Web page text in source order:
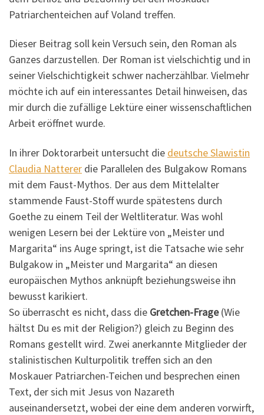
Patriarchenteichen auf Voland treffen.
Dieser Beitrag soll kein Versuch sein, den Roman als
Ganzes darzustellen. Der Roman ist vielschichtig und in
seiner Vielschichtigkeit schwer nacherzählbar. Vielmehr
möchte ich auf ein interessantes Detail hinweisen, das
mir durch die zufällige Lektüre einer wissenschaftlichen
Arbeit eröffnet wurde.
In ihrer Doktorarbeit untersucht die deutsche Slawistin
Claudia Natterer die Parallelen des Bulgakow Romans
mit dem Faust-Mythos. Der aus dem Mittelalter
stammende Faust-Stoff wurde spätestens durch
Goethe zu einem Teil der Weltliteratur. Was wohl
wenigen Lesern bei der Lektüre von „Meister und
Margarita“ ins Auge springt, ist die Tatsache wie sehr
Bulgakow in „Meister und Margarita“ an diesen
europäischen Mythos anknüpft beziehungsweise ihn
bewusst karikiert.
So überrascht es nicht, dass die Gretchen-Frage(Wie
hältst Du es mit der Religion?) gleich zu Beginn des
Romans gestellt wird. Zwei anerkannte Mitglieder der
stalinistischen Kulturpolitik treffen sich an den
Moskauer Patriarchen-Teichen und besprechen einen
Text, der sich mit Jesus von Nazareth
auseinandersetzt, wobei der eine dem anderen vorwirft,